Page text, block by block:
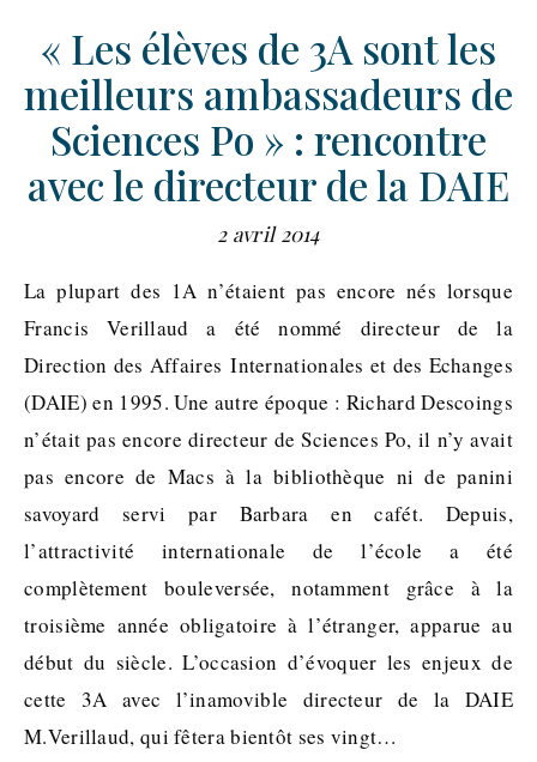
« Les élèves de 3A sont les
meilleurs ambassadeurs de
Sciences Po » : rencontre
avec le directeur de la DAIE
2 avril 2014
La plupart des 1A n’étaient pas encore nés lorsque
Francis Verillaud a été nommé directeur de la
Direction des Affaires Internationales et des Echanges
(DAIE) en 1995. Une autre époque : Richard Descoings
n’était pas encore directeur de Sciences Po, il n’y avait
pas encore de Macs à la bibliothèque ni de panini
savoyard servi par Barbara en cafét. Depuis,
l’attractivité internationale de l’école a été
complètement bouleversée, notamment grâce à la
troisième année obligatoire à l’étranger, apparue au
début du siècle. L’occasion d’évoquer les enjeux de
cette 3A avec l’inamovible directeur de la DAIE
M.Verillaud, qui fêtera bientôt ses vingt…